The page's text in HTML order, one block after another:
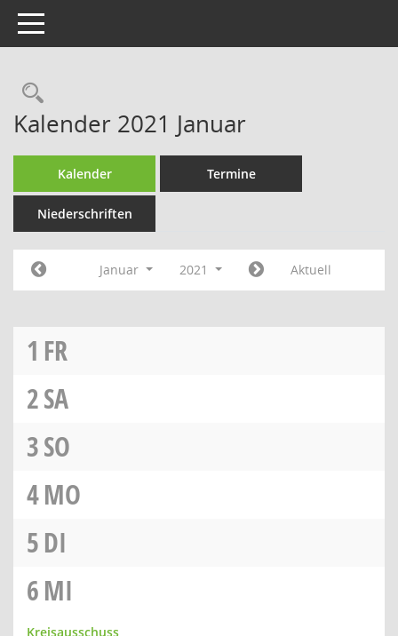
Toggle navigation
Rechercheauswahl
Kalender 2021 Januar
Kalender Termine
Niederschriften
Januar 2021 Aktuell
1 FR
2SA
3SO
4MO
5DI
6MI
Kreisausschuss